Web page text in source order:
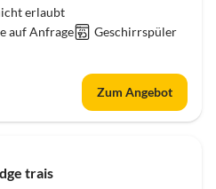
erlaubt
auf Anfrage
Geschirrspüler
Zum Angebot
trais